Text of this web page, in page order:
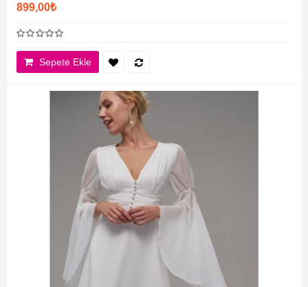
899,00₺
Sepete Ekle